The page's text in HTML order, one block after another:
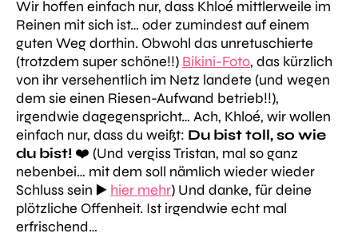
Wir hoffen einfach nur, dass Khloé mittlerweile im
Reinen mit sich ist… oder zumindest auf einem
guten Weg dorthin. Obwohl das unretuschierte
(trotzdem super schöne!!) Bikini-Foto, das kürzlich
von ihr versehentlich im Netz landete (und wegen
dem sie einen Riesen-Aufwand betrieb!!),
irgendwie dagegenspricht… Ach, Khloé, wir wollen
einfach nur, dass du weißt: Du bist toll, so wie
du bist! ❤️ (Und vergiss Tristan, mal so ganz
nebenbei… mit dem soll nämlich wieder wieder
Schluss sein ▶️ hier mehr) Und danke, für deine
plötzliche Offenheit. Ist irgendwie echt mal
erfrischend…